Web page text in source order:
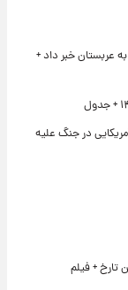
عربستان خبر داد +
در جنگ علیه
تارخ + فیلم